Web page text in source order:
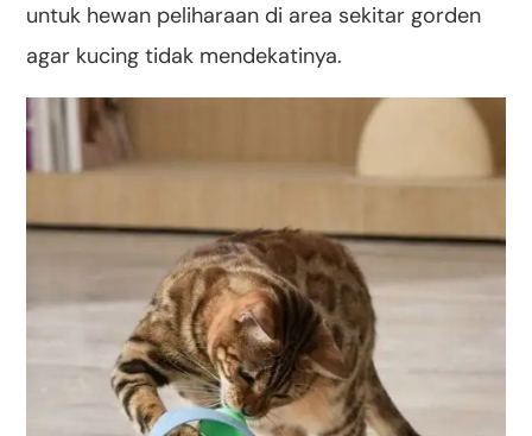
untuk hewan peliharaan di area sekitar gorden
agar kucing tidak mendekatinya.